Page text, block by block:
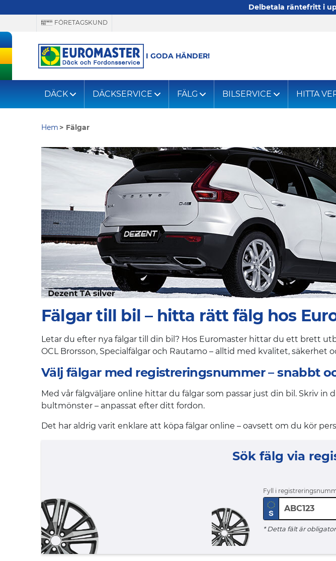
Delbetala räntefritt i
FÖRETAGSKUND
I GODA HÄNDER!
DÄCK DÄCKSERVICE FÄLG BILSERVICE HITTA
Hem Fälgar
Fälgar till bil – hitta rätt fälg hos
Letar du efter nya fälgar till din bil? Hos Euromaster hittar du ett brett
OCL Brorsson, Specialfälgar och Rautamo – alltid med kvalitet, säkerhet
Välj fälgar med registreringsnummer – snabbt
Med vår fälgväljare online hittar du fälgar som passar just din bil. Skriv
bultmönster – anpassat efter ditt fordon.
Det har aldrig varit enklare att köpa fälgar online – oavsett om du kör
Sök fälg via
Fyll i
* Detta fält är